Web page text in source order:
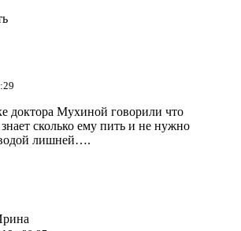
доктора Мухиной говорили что
сколько ему пить и не нужно
лишней….